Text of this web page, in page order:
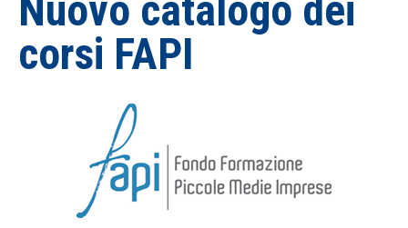
corsi FAPI